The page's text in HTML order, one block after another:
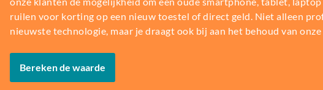
ruilen voor korting op een nieuw toestel of direct geld. Niet alleen
nieuwste technologie, maar je draagt ook bij aan het behoud van
Bereken de waarde